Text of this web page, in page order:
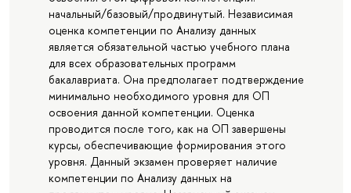
начальный/базовый/продвинутый. Независимая
оценка компетенции по Анализу данных
является обязательной частью учебного плана
для всех образовательных программ
бакалавриата. Она предполагает подтверждение
минимально необходимого уровня для ОП
освоения данной компетенции. Оценка
проводится после того, как на ОП завершены
курсы, обеспечивающие формирования этого
уровня. Данный экзамен проверяет наличие
компетенции по Анализу данных на